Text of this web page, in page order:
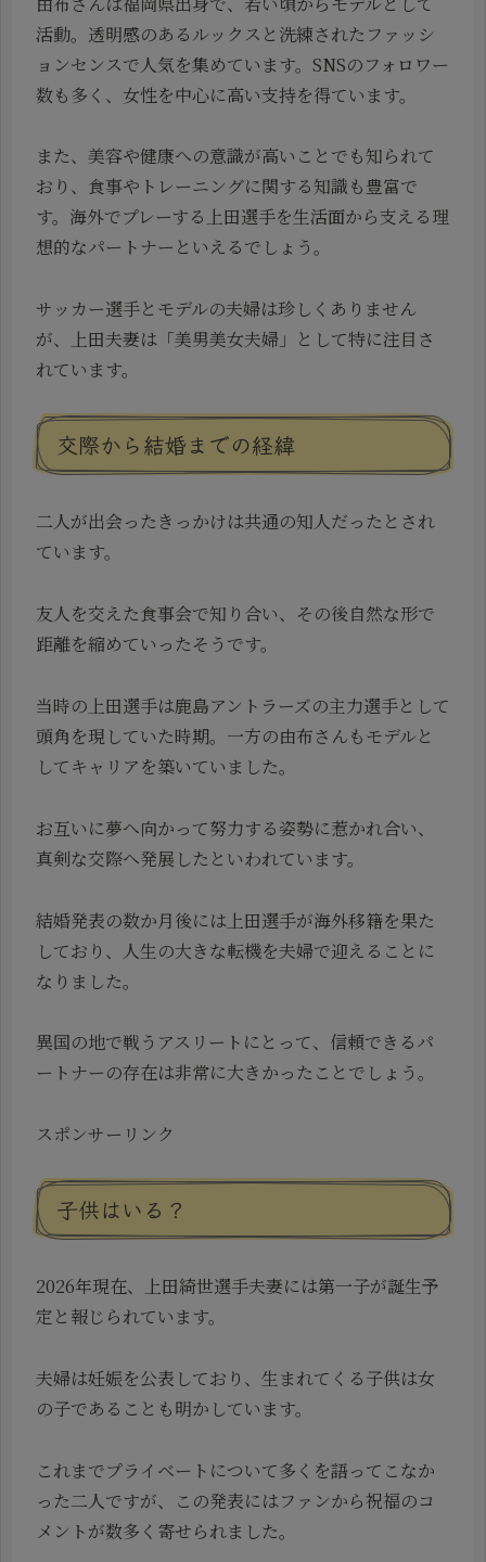
活動。透明感のあるルックスと洗練されたファッシ
ョンセンスで人気を集めています。SNSのフォロワー
数も多く、女性を中心に高い支持を得ています。
また、美容や健康への意識が高いことでも知られて
おり、食事やトレーニングに関する知識も豊富で
す。海外でプレーする上田選手を生活面から支える理
想的なパートナーといえるでしょう。
サッカー選手とモデルの夫婦は珍しくありません
が、上田夫妻は「美男美女夫婦」として特に注目さ
れています。
交際から結婚までの経緯
二人が出会ったきっかけは共通の知人だったとされ
ています。
友人を交えた食事会で知り合い、その後自然な形で
距離を縮めていったそうです。
当時の上田選手は鹿島アントラーズの主力選手として
頭角を現していた時期。一方の由布さんもモデルと
してキャリアを築いていました。
お互いに夢へ向かって努力する姿勢に惹かれ合い、
真剣な交際へ発展したといわれています。
結婚発表の数か月後には上田選手が海外移籍を果た
しており、人生の大きな転機を夫婦で迎えることに
なりました。
異国の地で戦うアスリートにとって、信頼できるパ
ートナーの存在は非常に大きかったことでしょう。
スポンサーリンク
子供はいる？
2026年現在、上田綺世選手夫妻には第一子が誕生予
定と報じられています。
夫婦は妊娠を公表しており、生まれてくる子供は女
の子であることも明かしています。
これまでプライベートについて多くを語ってこなか
った二人ですが、この発表にはファンから祝福のコ
メントが数多く寄せられました。